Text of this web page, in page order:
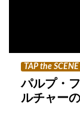
TAP the SCENE
パルプ・
ルチャー